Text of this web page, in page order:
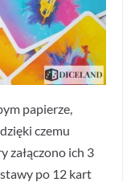
papierze,
czemu
załączono ich 3
po 12 kart